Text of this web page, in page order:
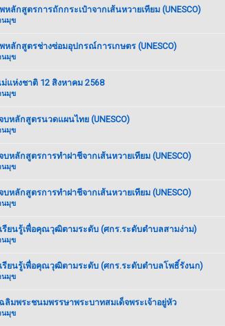
ลักสูตรการถักกระเป๋าจากเส้นหวายเทียม (UNESCO)
นมุข
หลักสูตรช่างซ่อมอุปกรณ์การเกษตร (UNESCO)
นมุข
แห่งชาติ 12 สิงหาคม 2568
นมุข
บหลักสูตรนวดแผนไทย (UNESCO)
นมุข
หลักสูตรการทำฝาชีจากเส้นหวายเทียม (UNESCO)
นมุข
หลักสูตรการทำฝาชีจากเส้นหวายเทียม (UNESCO)
นมุข
รียนรู้เพื่อคุณวุฒิตามระดับ (ศกร.ระดับตำบลสามง่าม)
นมุข
รียนรู้เพื่อคุณวุฒิตามระดับ (ศกร.ระดับตำบลโพธิ์รังนก)
นมุข
ลิมพระชนมพรรษาพระบาทสมเด็จพระเจ้าอยู่หัว
นมุข